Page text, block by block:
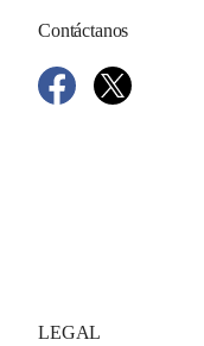
Contáctanos
LEGAL